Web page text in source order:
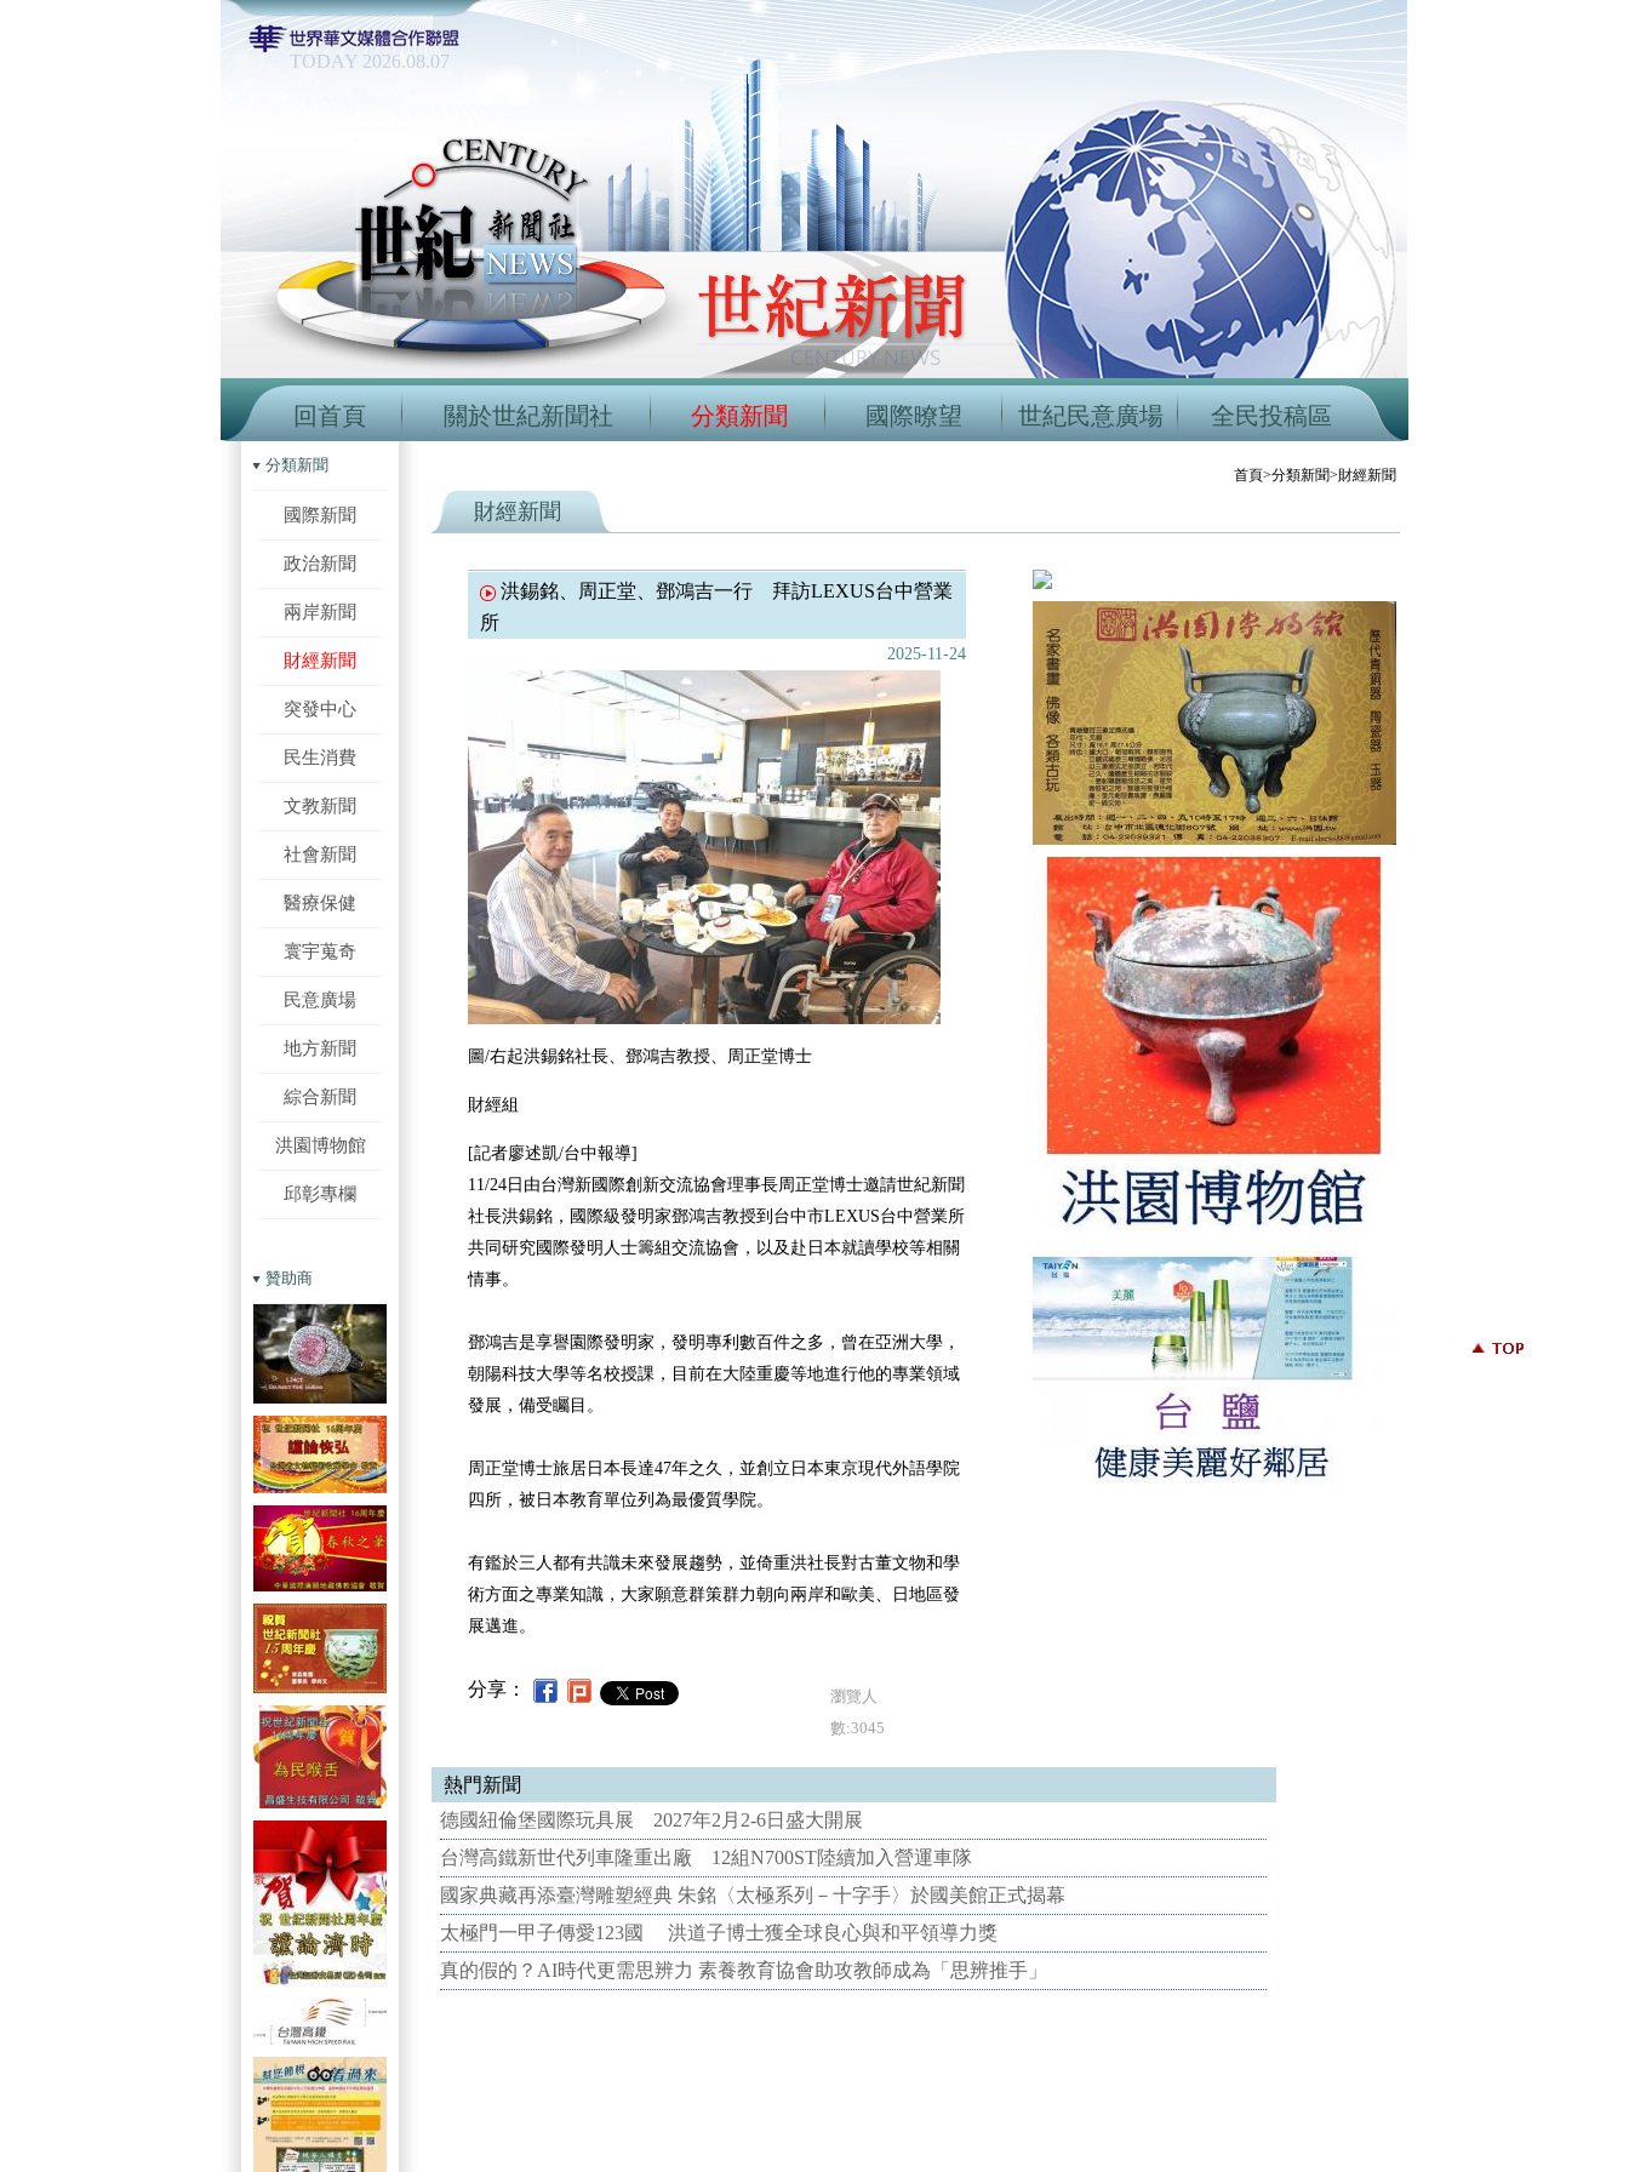
TODAY 2026.08.07
回首頁 關於世紀新聞社 分類新聞 國際暸望 世紀民意廣場 全民投稿區
分類新聞
國際新聞
政治新聞
兩岸新聞
財經新聞
突發中心
民生消費
文教新聞
社會新聞
醫療保健
寰宇蒐奇
民意廣場
地方新聞
綜合新聞
洪園博物館
邱彰專欄
贊助商
首頁>分類新聞>財經新聞
財經新聞
洪錫銘、周正堂、鄧鴻吉一行 拜訪LEXUS台中營業
所
2025-11-24
圖/右起洪錫銘社長、鄧鴻吉教授、周正堂博士
財經組
[記者廖述凱/台中報導]
11/24日由台灣新國際創新交流協會理事長周正堂博士邀請世紀新聞
社長洪錫銘，國際級發明家鄧鴻吉教授到台中市LEXUS台中營業所
共同研究國際發明人士籌組交流協會，以及赴日本就讀學校等相關
情事。
鄧鴻吉是享譽園際發明家，發明專利數百件之多，曾在亞洲大學，
朝陽科技大學等名校授課，目前在大陸重慶等地進行他的專業領域
發展，備受矚目。
周正堂博士旅居日本長達47年之久，並創立日本東京現代外語學院
四所，被日本教育單位列為最優質學院。
有鑑於三人都有共識未來發展趨勢，並倚重洪社長對古董文物和學
術方面之專業知識，大家願意群策群力朝向兩岸和歐美、日地區發
展邁進。
分享：
瀏覽人
數:3045
熱門新聞
德國紐倫堡國際玩具展 2027年2月2-6日盛大開展
台灣高鐵新世代列車隆重出廠 12組N700ST陸續加入營運車隊
國家典藏再添臺灣雕塑經典 朱銘〈太極系列－十字手〉於國美館正式揭幕
太極門一甲子傳愛123國 洪道子博士獲全球良心與和平領導力獎
真的假的？AI時代更需思辨力 素養教育協會助攻教師成為「思辨推手」